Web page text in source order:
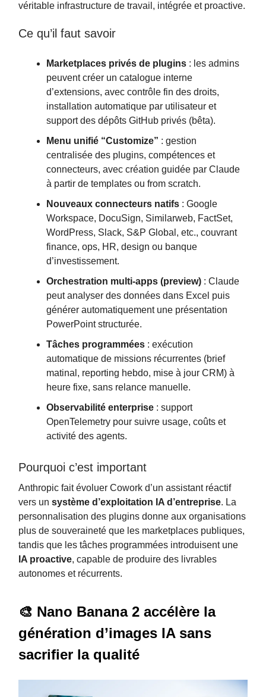
véritable infrastructure de travail, intégrée et proactive.
Ce qu’il faut savoir
Marketplaces privés de plugins : les admins
peuvent créer un catalogue interne
d’extensions, avec contrôle fin des droits,
installation automatique par utilisateur et
support des dépôts GitHub privés (bêta).
Menu unifié “Customize” : gestion
centralisée des plugins, compétences et
connecteurs, avec création guidée par Claude
à partir de templates ou from scratch.
Nouveaux connecteurs natifs : Google
Workspace, DocuSign, Similarweb, FactSet,
WordPress, Slack, S&P Global, etc., couvrant
finance, ops, HR, design ou banque
d’investissement.
Orchestration multi-apps (preview) : Claude
peut analyser des données dans Excel puis
générer automatiquement une présentation
PowerPoint structurée.
Tâches programmées : exécution
automatique de missions récurrentes (brief
matinal, reporting hebdo, mise à jour CRM) à
heure fixe, sans relance manuelle.
Observabilité enterprise : support
OpenTelemetry pour suivre usage, coûts et
activité des agents.
Pourquoi c’est important
Anthropic fait évoluer Cowork d’un assistant réactif
vers un système d’exploitation IA d’entreprise. La
personnalisation des plugins donne aux organisations
plus de souveraineté que les marketplaces publiques,
tandis que les tâches programmées introduisent une
IA proactive, capable de produire des livrables
autonomes et récurrents.
🎨 Nano Banana 2 accélère la
génération d’images IA sans
sacrifier la qualité